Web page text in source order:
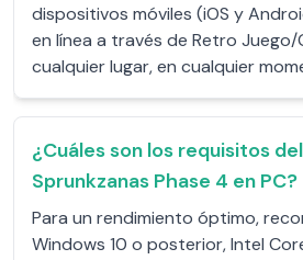
dispositivos móviles (iOS y
en línea a través de Retro Juego/
cualquier lugar, en cualquier
¿Cuáles son los requisitos
Sprunkzanas Phase 4 en PC?
Para un rendimiento óptimo,
Windows 10 o posterior, Intel